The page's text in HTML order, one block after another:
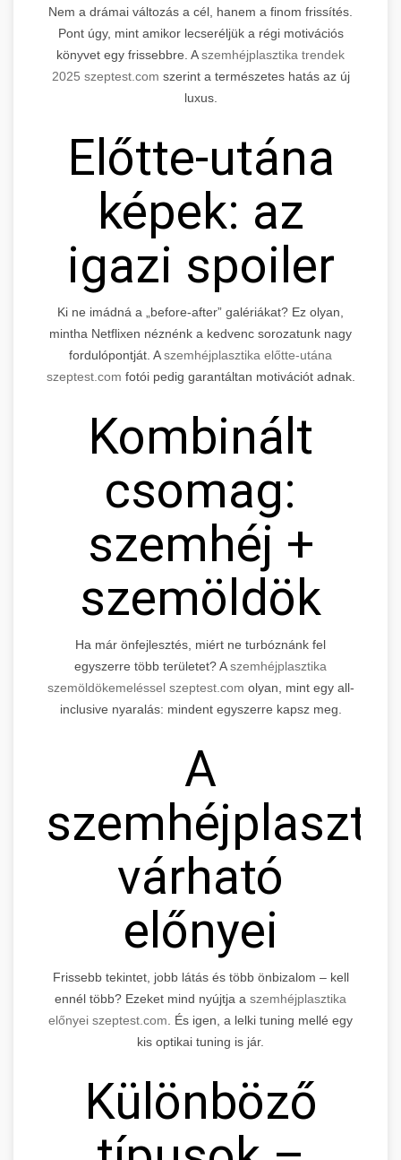
Nem a drámai változás a cél, hanem a finom frissítés.
Pont úgy, mint amikor lecseréljük a régi motivációs
könyvet egy frissebbre. Aszemhéjplasztika trendek
2025 szeptest.com szerint a természetes hatás az új
luxus.
Előtte-utána
képek: az
igazi spoiler
Ki ne imádná a „before-after” galériákat? Ez olyan,
mintha Netflixen néznénk a kedvenc sorozatunk nagy
fordulópontját. Aszemhéjplasztika előtte-utána
szeptest.com fotói pedig garantáltan motivációt adnak.
Kombinált
csomag:
szemhéj +
szemöldök
Ha már önfejlesztés, miért ne turbóznánk fel
egyszerre több területet? Aszemhéjplasztika
szemöldökemeléssel szeptest.com olyan, mint egy all-
inclusive nyaralás: mindent egyszerre kapsz meg.
A
várható
előnyei
Frissebb tekintet, jobb látás és több önbizalom – kell
ennél több? Ezeket mind nyújtja a szemhéjplasztika
előnyei szeptest.com . És igen, a lelki tuning mellé egy
kis optikai tuning is jár.
Különböző